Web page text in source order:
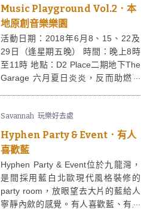
Music Playground Vol.2．本
地原創音樂樂園
活動日期：2018年6月8、15、22及
29日（逢星期五晚） 時間：晚上8時
至11時 地點：D2 Place二期地下The
Garage 六月夏日炎炎，反而助燃了
Playground Vol.2 《接地氣音樂節
Down-2-Earth Fest》於六月的每個星
期五晚，由合共超過24個原創音樂單
位近距離為你獻一闕歌，讓你有個
happy friday。
Savannah 玩樂好去處
Hyphen Party & Event．有人
喜歡藍
Hyphen Party & Event位於九龍灣，
是間採用藍白北歐現代風格裝修的
party room，放眼望去大片的藍給人
寧靜內歛的感覺。有人喜歡藍、有人